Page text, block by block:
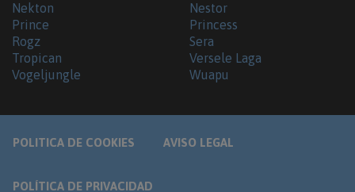
Nekton
Nestor
Prince
Princess
Rogz
Sera
Tropican
Versele Laga
Vogeljungle
Wuapu
POLITICA DE COOKIES AVISO LEGAL
POLÍTICA DE PRIVACIDAD